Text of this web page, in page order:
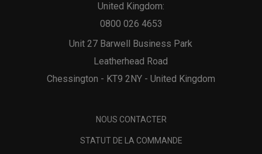
Unit 27 Barwell Business Park
Leatherhead Road
Chessington - KT9 2NY - United Kingdom
United Kingdom:
0800 026 4653
NOUS CONTACTER
STATUT DE LA COMMANDE